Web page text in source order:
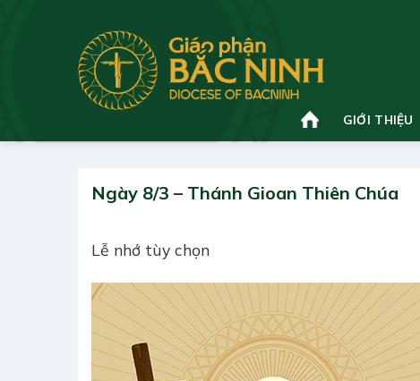
GIỚI THIỆU
Ngày 8/3 – Thánh Gioan Thiên Chúa
Lễ nhớ tùy chọn